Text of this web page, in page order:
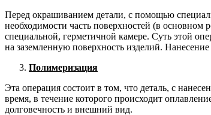
Перед окрашиванием детали, с помощью
необходимости часть поверхностей (в
специальной, герметичной камере. Суть этой
на заземленную поверхность изделий.
Полимеризация
Эта операция состоит в том, что деталь, с
время, в течение которого происходит
долговечность и внешний вид.